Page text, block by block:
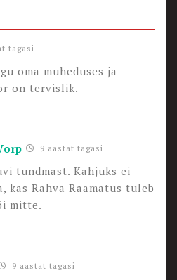
tagasi
oma muheduses ja
on tervislik.
9 aastat tagasi
tundmast. Kahjuks ei
kas Rahva Raamatus tuleb
mitte.
9 aastat tagasi